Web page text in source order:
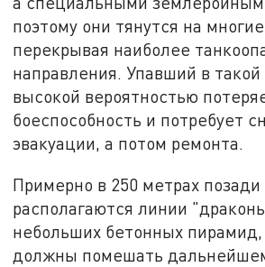
поэтому они тянутся на
перекрывая наиболее
направления. Упавший в такой
высокой вероятностью
боеспособность и потребует
эвакуации, а потом ремонта.
Примерно в 250 метрах позади
располагаются линии
небольших бетонных
должны помешать